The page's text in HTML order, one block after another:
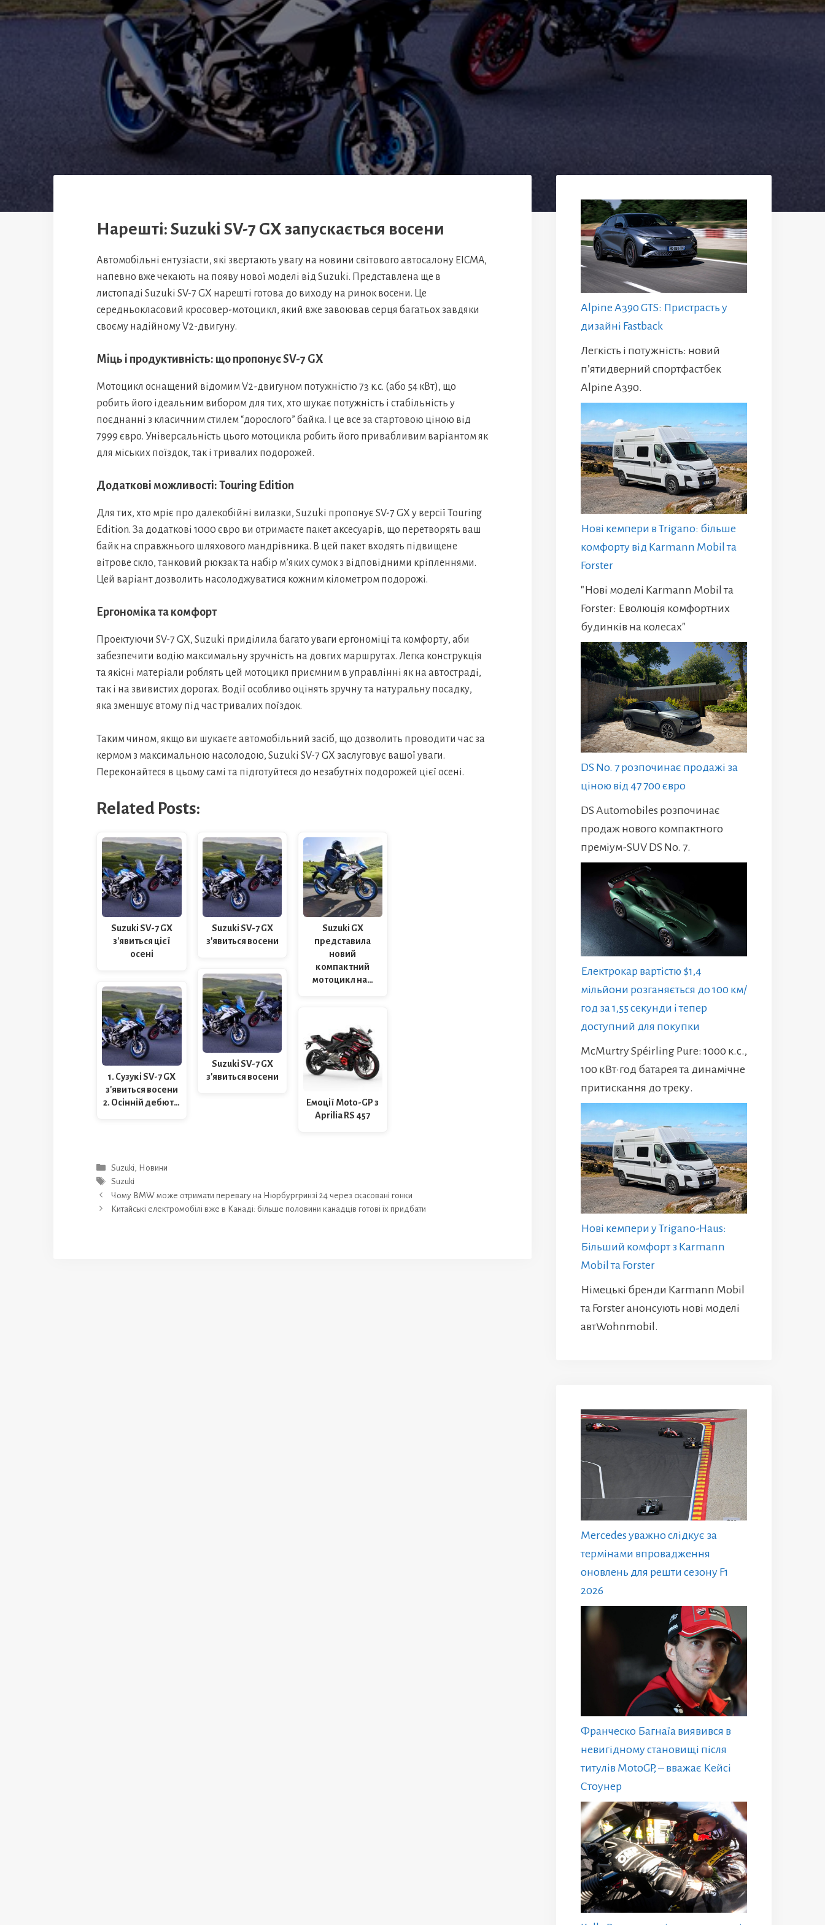
Нарешті: Suzuki SV-7 GX запускається восени
Автомобільні ентузіасти, які звертають увагу на новини світового автосалону EICMA,
напевно вже чекають на появу нової моделі від Suzuki. Представлена ще в
листопаді Suzuki SV-7 GX нарешті готова до виходу на ринок восени. Це
середньокласовий кросовер-мотоцикл, який вже завоював серця багатьох завдяки
своєму надійному V2-двигуну.
Міць і продуктивність: що пропонує SV-7 GX
Мотоцикл оснащений відомим V2-двигуном потужністю 73 к.с. (або 54 кВт), що
робить його ідеальним вибором для тих, хто шукає потужність і стабільність у
поєднанні з класичним стилем “дорослого” байка. І це все за стартовою ціною від
7999 євро. Універсальність цього мотоцикла робить його привабливим варіантом як
для міських поїздок, так і тривалих подорожей.
Додаткові можливості: Touring Edition
Для тих, хто мріє про далекобійні вилазки, Suzuki пропонує SV-7 GX у версії Touring
Edition. За додаткові 1000 євро ви отримаєте пакет аксесуарів, що перетворять ваш
байк на справжнього шляхового мандрівника. В цей пакет входять підвищене
вітрове скло, танковий рюкзак та набір м’яких сумок з відповідними кріпленнями.
Цей варіант дозволить насолоджуватися кожним кілометром подорожі.
Ергономіка та комфорт
Проектуючи SV-7 GX, Suzuki приділила багато уваги ергономіці та комфорту, аби
забезпечити водію максимальну зручність на довгих маршрутах. Легка конструкція
та якісні матеріали роблять цей мотоцикл приємним в управлінні як на автостраді,
так і на звивистих дорогах. Водії особливо оцінять зручну та натуральну посадку,
яка зменшує втому під час тривалих поїздок.
Таким чином, якщо ви шукаєте автомобільний засіб, що дозволить проводити час за
кермом з максимальною насолодою, Suzuki SV-7 GX заслуговує вашої уваги.
Переконайтеся в цьому самі та підготуйтеся до незабутніх подорожей цієї осені.
Related Posts:
Suzuki SV-7 GX
з'явиться цієї
осені
1. Сузукі SV-7 GX
з'явиться восени
2. Осінній дебют…
Suzuki SV-7 GX
з'явиться восени
Suzuki SV-7 GX
з'явиться восени
Suzuki GX
представила
новий
компактний
мотоцикл на…
Емоції Moto-GP з
Aprilia RS 457
Категорії
Suzuki, Новини
Позначки
Suzuki
Чому BMW може отримати перевагу на Нюрбургринзі 24 через скасовані гонки
Китайські електромобілі вже в Канаді: більше половини канадців готові їх придбати
Alpine A390 GTS: Пристрасть у
дизайні Fastback
Легкість і потужність: новий
п’ятидверний спортфастбек
Alpine A390.
Нові кемпери в Trigano: більше
комфорту від Karmann Mobil та
Forster
"Нові моделі Karmann Mobil та
Forster: Еволюція комфортних
будинків на колесах"
DS No. 7 розпочинає продажі за
ціною від 47 700 євро
DS Automobiles розпочинає
продаж нового компактного
преміум-SUV DS No. 7.
Електрокар вартістю $1,4
мільйони розганяється до 100 км/
год за 1,55 секунди і тепер
доступний для покупки
McMurtry Spéirling Pure: 1000 к.с.,
100 кВт·год батарея та динамічне
притискання до треку.
Нові кемпери у Trigano-Haus:
Більший комфорт з Karmann
Mobil та Forster
Німецькі бренди Karmann Mobil
та Forster анонсують нові моделі
автWohnmobil.
Mercedes уважно слідкує за
термінами впровадження
оновлень для решти сезону F1
2026
Франческо Багнаїа виявився в
невигідному становищі після
титулів MotoGP, – вважає Кейсі
Стоунер